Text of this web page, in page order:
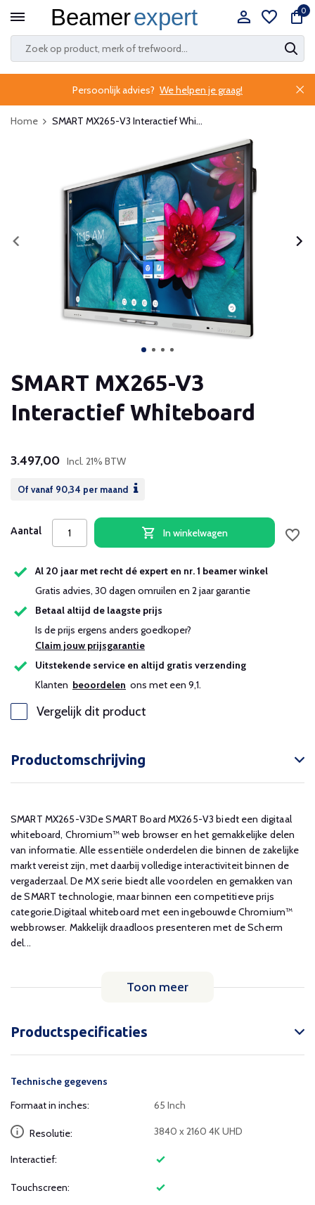
0
Persoonlijk advies? We helpen je graag!
Home SMART MX265-V3 Interactief Whi...
SMART MX265-V3
Interactief Whiteboard
3.497,00 Incl. 21% BTW
Of vanaf 90,34 per maand
Aantal In winkelwagen
Al 20 jaar met recht dé expert en nr. 1 beamer winkel
Gratis advies, 30 dagen omruilen en 2 jaar garantie
Betaal altijd de laagste prijs
Is de prijs ergens anders goedkoper?
Claim jouw prijsgarantie
Uitstekende service en altijd gratis verzending
Klanten beoordelen ons met een 9,1.
Vergelijk dit product
Productomschrijving
SMART MX265-V3De SMART Board MX265-V3 biedt een digitaal
whiteboard, Chromium™ web browser en het gemakkelijke delen
van informatie. Alle essentiële onderdelen die binnen de zakelijke
markt vereist zijn, met daarbij volledige interactiviteit binnen de
vergaderzaal. De MX serie biedt alle voordelen en gemakken van
de SMART technologie, maar binnen een competitieve prijs
categorie.Digitaal whiteboard met een ingebouwde Chromium™
webbrowser. Makkelijk draadloos presenteren met de Scherm
del...
Toon meer
Productspecificaties
Technische gegevens
Formaat in inches:
65 Inch
Resolutie: 3840 x 2160 4K UHD
Interactief:
Touchscreen: